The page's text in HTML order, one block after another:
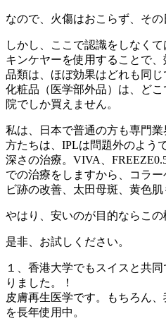
なので、火傷はおこらず、その
しかし、ここで認識をしなく
キンケヤーを使用することで
品類は、ほぼ効果はどれも同じ
化粧品（医学部外品）は、ど
院でしか買えません。
私は、日本で普通の方も専門
方たちは、IPLは問題外のよう
深さの治療。VIVA、
での治療をしますから、コラ
ビ跡の改善、太田母斑、黄色
やはり、安いのが目的ならこの
是非、お試しください。
１、香港大学でもスイスと共
りました。！
皮膚再生医学です。もちろん
を長年使用中。